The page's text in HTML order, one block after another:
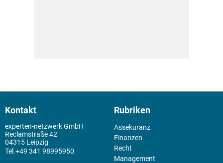
Kontakt
experten-netzwerk GmbH
Reclamstraße 42
04315 Leipzig
+49 341 98995950
Rubriken
Assekuranz
Finanzen
Recht
Management